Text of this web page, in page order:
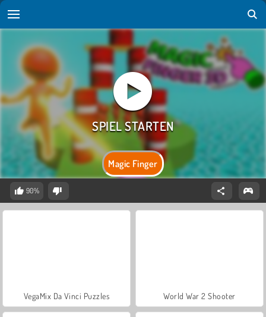
Magic Finger
90%
VegaMix Da Vinci Puzzles World War 2 Shooter